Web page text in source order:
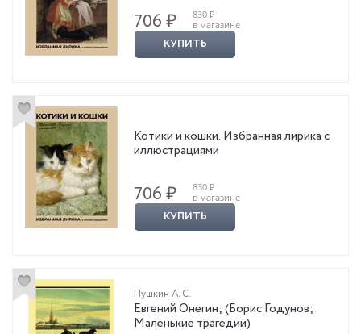
706 ₽
830 ₽
в магазине
КУПИТЬ
Котики и кошки. Избранная лирика с
иллюстрациями
706 ₽
830 ₽
в магазине
КУПИТЬ
Пушкин А. С.
Евгений Онегин; (Борис Годунов;
Маленькие трагедии)